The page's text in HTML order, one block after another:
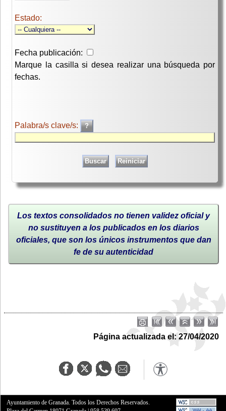
Estado:
Fecha publicación:
Marque la casilla si desea realizar una búsqueda por
fechas.
Palabra/s clave/s:
Los textos consolidados no tienen validez oficial y
no sustituyen a los publicados en los diarios
oficiales, que son los únicos instrumentos que dan
fe de su autenticidad
Página actualizada el: 27/04/2020
Ayuntamiento de Granada. Todos los Derechos Reservados.